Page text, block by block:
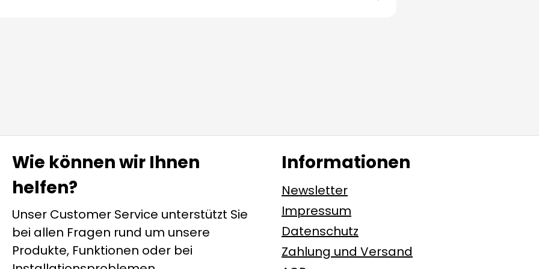
Wie können wir Ihnen
helfen?
Unser Customer Service unterstützt Sie
bei allen Fragen rund um unsere
Produkte, Funktionen oder bei
Informationen
Newsletter
Impressum
Datenschutz
Zahlung und Versand